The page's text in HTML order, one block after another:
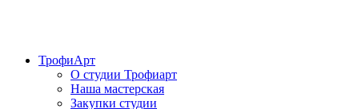
ТрофиАрт
О студии Трофиарт
Наша мастерская
Закупки студии